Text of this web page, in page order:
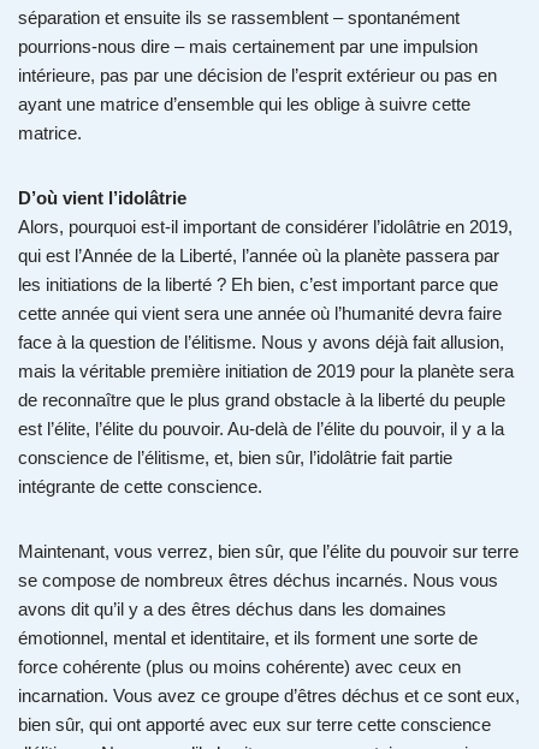
séparation et ensuite ils se rassemblent – spontanément
pourrions-nous dire – mais certainement par une impulsion
intérieure, pas par une décision de l’esprit extérieur ou pas en
ayant une matrice d’ensemble qui les oblige à suivre cette
matrice.
D’où vient l’idolâtrie
Alors, pourquoi est-il important de considérer l’idolâtrie en 2019,
qui est l’Année de la Liberté, l’année où la planète passera par
les initiations de la liberté ? Eh bien, c’est important parce que
cette année qui vient sera une année où l’humanité devra faire
face à la question de l’élitisme. Nous y avons déjà fait allusion,
mais la véritable première initiation de 2019 pour la planète sera
de reconnaître que le plus grand obstacle à la liberté du peuple
est l’élite, l’élite du pouvoir. Au-delà de l’élite du pouvoir, il y a la
conscience de l’élitisme, et, bien sûr, l’idolâtrie fait partie
intégrante de cette conscience.
Maintenant, vous verrez, bien sûr, que l’élite du pouvoir sur terre
se compose de nombreux êtres déchus incarnés. Nous vous
avons dit qu’il y a des êtres déchus dans les domaines
émotionnel, mental et identitaire, et ils forment une sorte de
force cohérente (plus ou moins cohérente) avec ceux en
incarnation. Vous avez ce groupe d’êtres déchus et ce sont eux,
bien sûr, qui ont apporté avec eux sur terre cette conscience